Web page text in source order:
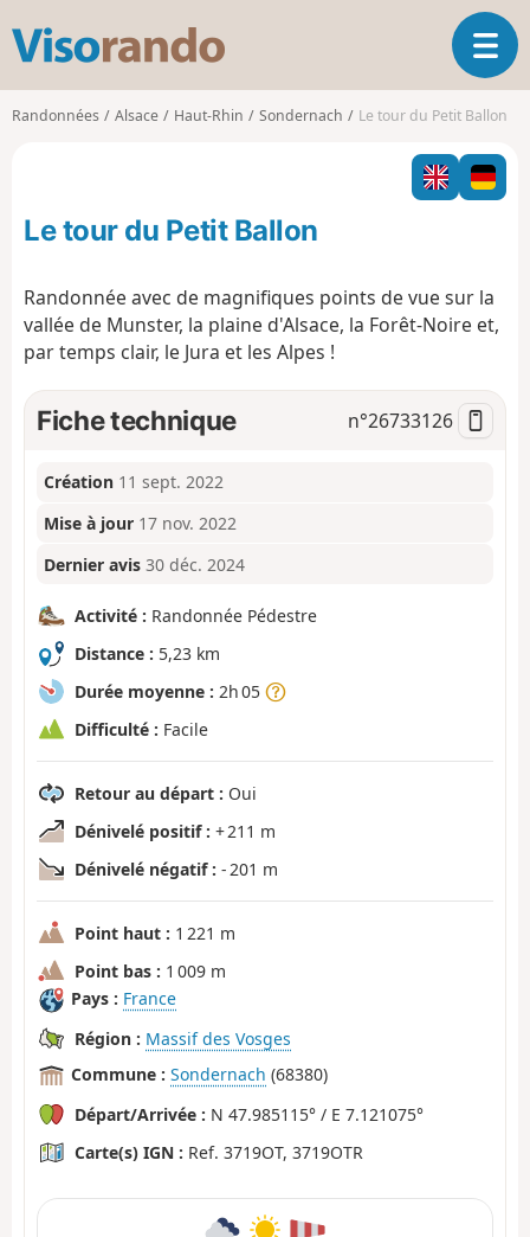
s
o
o
O
u
v
i
r
l
v
i
t
Randonnées Alsace Haut-Rhin Sondernach Le tour du Petit Ballon
Le tour du Petit Ballon
Randonnée avec de magnifiques points de vue sur la
vallée de Munster, la plaine d'Alsace, la Forêt-Noire et,
par temps clair, le Jura et les Alpes !
Fiche technique n°26733126
Création 11 sept. 2022
Mise à jour 17 nov. 2022
Dernier avis 30 déc. 2024
Activité : Randonnée Pédestre
Distance : 5,23 km
Durée moyenne : 2h 05
Difficulté : Facile
Retour au départ : Oui
Dénivelé positif : + 211 m
Dénivelé négatif : - 201 m
Point haut : 1 221 m
Point bas : 1 009 m
Pays : France
Région : Massif des Vosges
Commune : Sondernach (68380)
Départ/Arrivée : N 47.985115° / E 7.121075°
Carte(s) IGN : Ref. 3719OT, 3719OTR